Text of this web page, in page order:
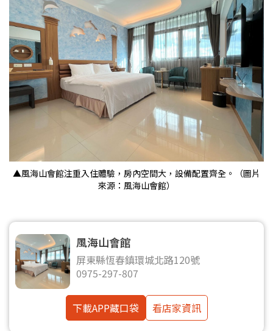
▲風海山會館注重入住體驗，房內空間大，設備配置齊全。（圖片
來源：風海山會館）
風海山會館
屏東縣恆春鎮環城北路120號
0975-297-807
下載APP藏口袋 看店家資訊